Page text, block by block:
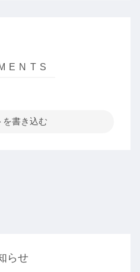
を書き込む
らせ